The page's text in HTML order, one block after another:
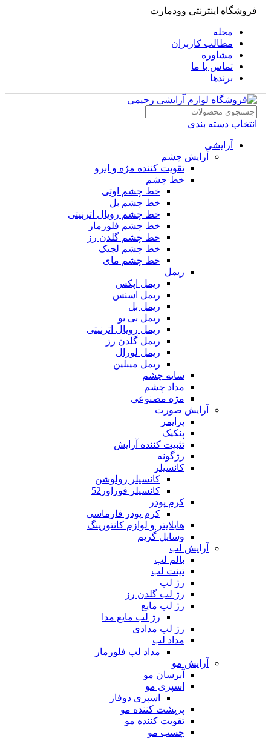
فروشگاه اینترنتی وودمارت
مجله
مطالب کاربران
مشاوره
تماس با ما
برندها
انتخاب دسته بندی
آرایشی
آرایش چشم
تقویت کننده مژه و ابرو
خط چشم
خط چشم اوتی
خط چشم بل
خط چشم رویال اترنیتی
خط چشم فلورمار
خط چشم گلدن رز
خط چشم لچیک
خط چشم مای
ریمل
ریمل اپکس
ریمل اسنس
ریمل بل
ریمل بی یو
ریمل رویال اترنیتی
ریمل گلدن رز
ریمل لورال
ریمل میبلین
سایه چشم
مداد چشم
مژه مصنوعی
آرایش صورت
پرایمر
پنکیک
تثبیت کننده آرایش
رژگونه
کانسیلر
کانسیلر رولوشن
کانسیلر فوراور52
کرم پودر
کرم پودر فارماسی
هایلایتر و لوازم کانتورینگ
وسایل گریم
آرایش لب
بالم لب
تینت لب
رژ لب
رژ لب گلدن رز
رژ لب مایع
رژ لب مایع مدا
رژ لب مدادی
مداد لب
مداد لب فلورمار
آرایش مو
آبرسان مو
اسپری مو
اسپری دوفاز
پرپشت کننده مو
تقویت کننده مو
چسب مو